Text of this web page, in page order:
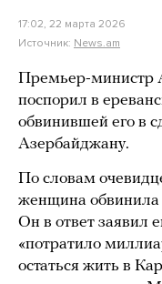
17:02, 22 марта 2026
Источник: News.am
Премьер-министр
поспорил в
обвинившей его в
Азербайджану.
По словам
женщина обвинила
Он в ответ заявил
«потратило
остаться жить в